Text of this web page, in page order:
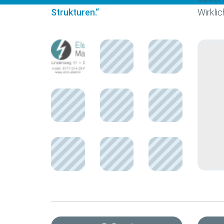
Strukturen.“